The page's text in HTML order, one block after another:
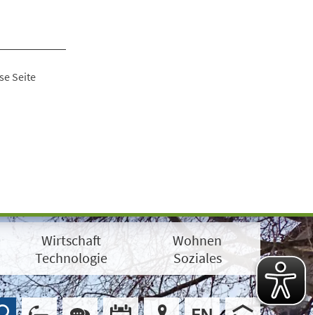
Seite
Wirtschaft
Technologie
Wohnen
Soziales